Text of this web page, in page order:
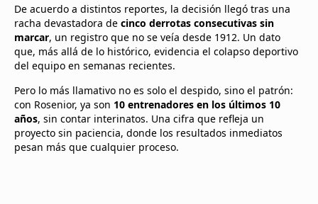
De acuerdo a distintos reportes, la decisión llegó tras una
racha devastadora de cinco derrotas consecutivas sin
marcar, un registro que no se veía desde 1912. Un dato
que, más allá de lo histórico, evidencia el colapso deportivo
del equipo en semanas recientes.
Pero lo más llamativo no es solo el despido, sino el patrón:
con Rosenior, ya son 10 entrenadores en los últimos 10
años, sin contar interinatos. Una cifra que refleja un
proyecto sin paciencia, donde los resultados inmediatos
pesan más que cualquier proceso.